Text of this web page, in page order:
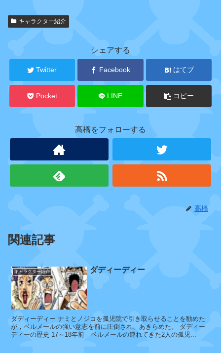
関
連
ー
軍
部
サ
カ
セ
ゴ
ク
キャラクター紹介
シェアする
Twitter Facebook はてブ
Pocket LINE コピー
高橋をフォローする
高橋
関連記事
キャラクター紹介 ダディーディー
ダディーディー ナミとノジコを孤児院で引き取らせることを勧めた
が，ベルメールの強い意志を前に圧倒され、あきらめた。 ダディー
ディーの歴史 17～18年前 ベルメールの連れてきた2人の孤児...